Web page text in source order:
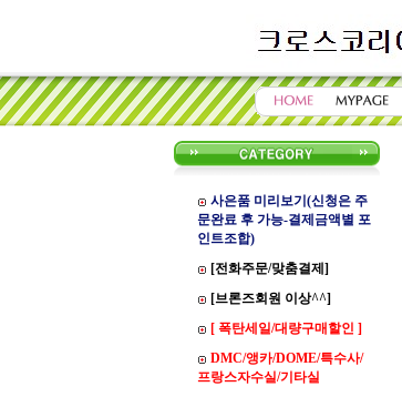
사은품 미리보기(신청은 주
문완료 후 가능-결제금액별 포
인트조합)
[전화주문/맞춤결제]
[브론즈회원 이상^^]
[ 폭탄세일/대량구매할인 ]
DMC/앵카/DOME/특수사/
프랑스자수실/기타실